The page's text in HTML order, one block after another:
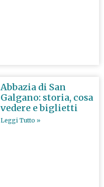
Abbazia di San
Galgano: storia, cosa
vedere e biglietti
Leggi Tutto »